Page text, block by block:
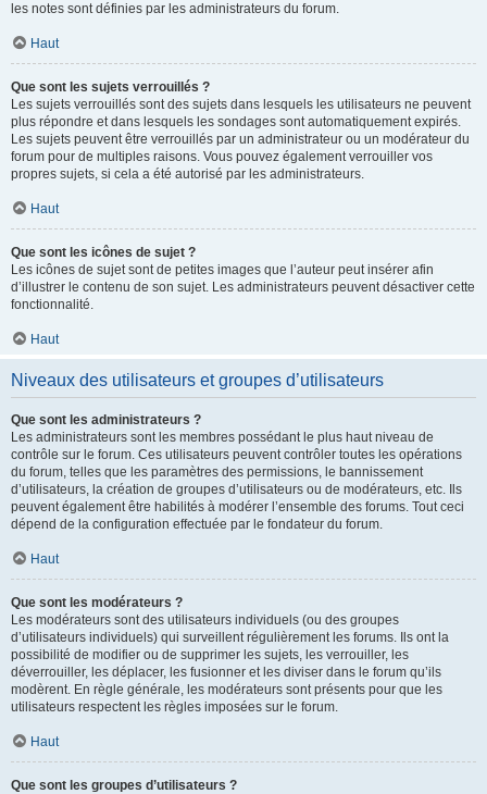
les notes sont définies par les administrateurs du forum.
Haut
Que sont les sujets verrouillés ?
Les sujets verrouillés sont des sujets dans lesquels les utilisateurs ne peuvent
plus répondre et dans lesquels les sondages sont automatiquement expirés.
Les sujets peuvent être verrouillés par un administrateur ou un modérateur du
forum pour de multiples raisons. Vous pouvez également verrouiller vos
propres sujets, si cela a été autorisé par les administrateurs.
Haut
Que sont les icônes de sujet ?
Les icônes de sujet sont de petites images que l’auteur peut insérer afin
d’illustrer le contenu de son sujet. Les administrateurs peuvent désactiver cette
fonctionnalité.
Haut
Niveaux des utilisateurs et groupes d’utilisateurs
Que sont les administrateurs ?
Les administrateurs sont les membres possédant le plus haut niveau de
contrôle sur le forum. Ces utilisateurs peuvent contrôler toutes les opérations
du forum, telles que les paramètres des permissions, le bannissement
d’utilisateurs, la création de groupes d’utilisateurs ou de modérateurs, etc. Ils
peuvent également être habilités à modérer l’ensemble des forums. Tout ceci
dépend de la configuration effectuée par le fondateur du forum.
Haut
Que sont les modérateurs ?
Les modérateurs sont des utilisateurs individuels (ou des groupes
d’utilisateurs individuels) qui surveillent régulièrement les forums. Ils ont la
possibilité de modifier ou de supprimer les sujets, les verrouiller, les
déverrouiller, les déplacer, les fusionner et les diviser dans le forum qu’ils
modèrent. En règle générale, les modérateurs sont présents pour que les
utilisateurs respectent les règles imposées sur le forum.
Haut
Que sont les groupes d’utilisateurs ?